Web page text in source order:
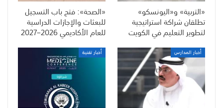
«التربية» و«اليونسكو»
تطلقان شراكة استراتيجية
لتطوير التعليم في الكويت
«الصحة»: فتح باب التسجيل
للبعثات والإجازات الدراسية
للعام الأكاديمي 2026–2027
أخبار المدارس أخبار تقنية